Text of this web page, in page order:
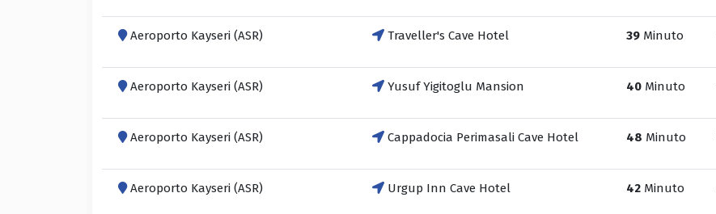
Aeroporto Kayseri (ASR) Traveller's Cave Hotel 39Minuto
Aeroporto Kayseri (ASR) Yusuf Yigitoglu Mansion 40Minuto
Aeroporto Kayseri (ASR) Cappadocia Perimasali Cave Hotel 48 Minuto
Aeroporto Kayseri (ASR) Urgup Inn Cave Hotel 42Minuto